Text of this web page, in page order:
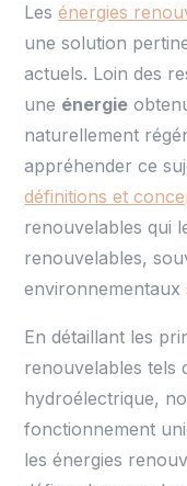
Lesénergies
une solution
actuels. Loin des
une énergie
naturellement
appréhender ce
définitions et
renouvelables qui
renouvelables,
environnementaux
En détaillant les
renouvelables tels
hydroélectrique,
fonctionnement
les énergies